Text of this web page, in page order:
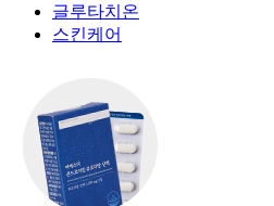
글루타치온
스킨케어